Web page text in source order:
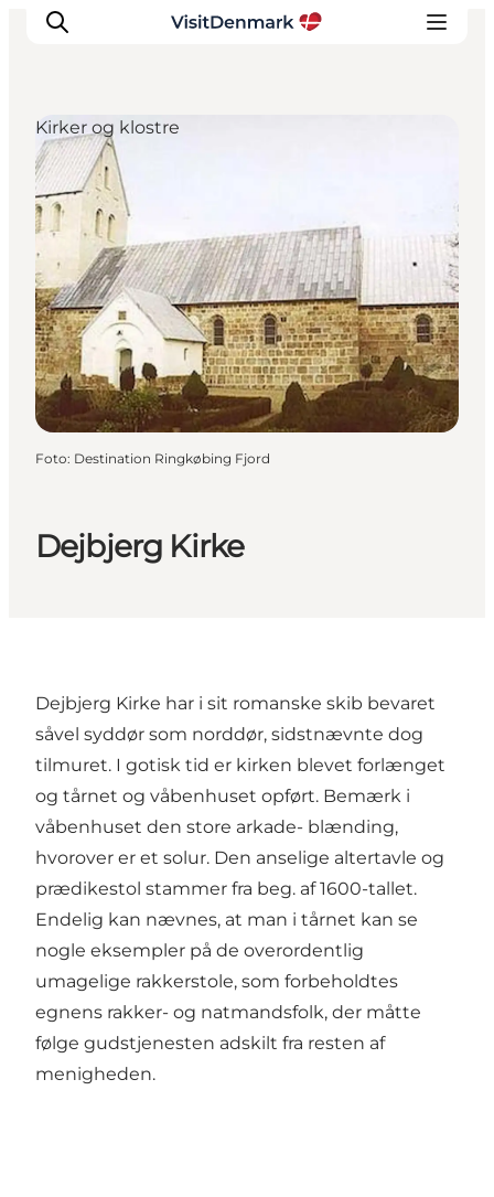
Inspiration
Destinationer
Oplevelser
Overnatning
Planlæg ferien
Dejbjerg Kirke
Kirker og klostre
Foto: Destination Ringkøbing Fjord
Dejbjerg Kirke har i sit romanske skib bevaret
såvel syddør som norddør, sidstnævnte dog
tilmuret. I gotisk tid er kirken blevet forlænget
og tårnet og våbenhuset opført. Bemærk i
våbenhuset den store arkade- blænding,
hvorover er et solur. Den anselige altertavle og
prædikestol stammer fra beg. af 1600-tallet.
Endelig kan nævnes, at man i tårnet kan se
nogle eksempler på de overordentlig
umagelige rakkerstole, som forbeholdtes
egnens rakker- og natmandsfolk, der måtte
følge gudstjenesten adskilt fra resten af
menigheden.